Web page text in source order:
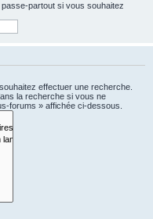
partout si vous souhaitez
effectuer une recherche.
la recherche si vous ne
forums » affichée ci-dessous.